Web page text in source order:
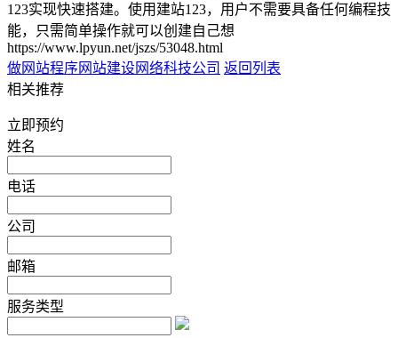
123实现快速搭建。使用建站123，用户不需要具备任何编程技
能，只需简单操作就可以创建自己想
https://www.lpyun.net/jszs/53048.html
做网站程序网站建设网络科技公司 返回列表
相关推荐
立即预约
姓名
电话
公司
邮箱
服务类型